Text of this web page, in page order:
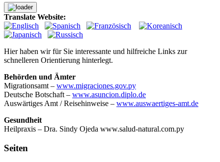
Translate Website:
Hier haben wir für Sie interessante und hilfreiche Links zur
schnelleren Orientierung hinterlegt.
Behörden und Ämter
Migrationsamt – www.migraciones.gov.py
Deutsche Botschaft – www.asuncion.diplo.de
Auswärtiges Amt / Reisehinweise – www.auswaertiges-amt.de
Gesundheit
Heilpraxis – Dra. Sindy Ojeda www.salud-natural.com.py
Seiten